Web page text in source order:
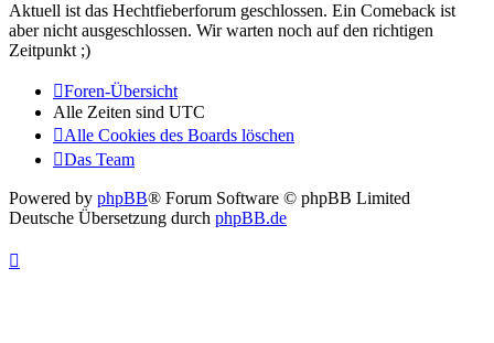
Aktuell ist das Hechtfieberforum geschlossen. Ein Comeback ist
aber nicht ausgeschlossen. Wir warten noch auf den richtigen
Zeitpunkt ;)
Foren-Übersicht
Alle Zeiten sind UTC
Alle Cookies des Boards löschen
Das Team
Powered by phpBB® Forum Software © phpBB Limited
Deutsche Übersetzung durch phpBB.de